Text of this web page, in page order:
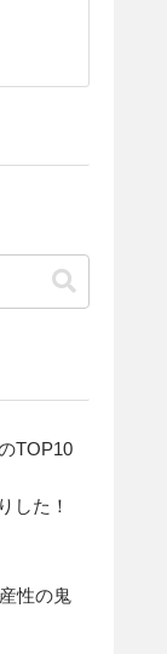
TOP10
した！
性の鬼